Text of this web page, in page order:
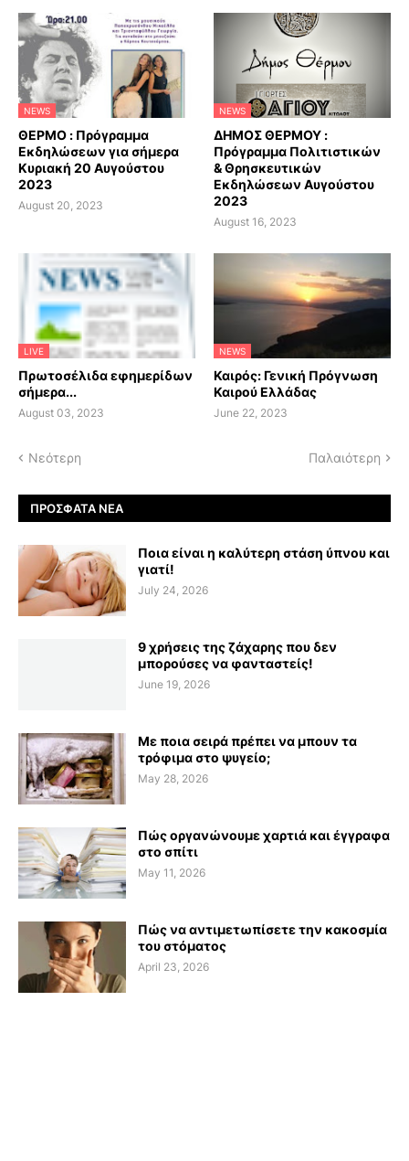
NEWS
ΘΕΡΜΟ : Πρόγραμμα
Εκδηλώσεων για σήμερα
Κυριακή 20 Αυγούστου
2023
August 20, 2023
NEWS
ΔΗΜΟΣ ΘΕΡΜΟΥ :
Πρόγραμμα Πολιτιστικών
& Θρησκευτικών
Εκδηλώσεων Αυγούστου
2023
August 16, 2023
LIVE
Πρωτοσέλιδα εφημερίδων
σήμερα...
August 03, 2023
NEWS
Καιρός: Γενική Πρόγνωση
Καιρού Ελλάδας
June 22, 2023
Νεότερη Παλαιότερη
ΠΡΌΣΦΑΤΑ ΝΈΑ
Ποια είναι η καλύτερη στάση ύπνου και
γιατί!
July 24, 2026
9 χρήσεις της ζάχαρης που δεν
μπορούσες να φανταστείς!
June 19, 2026
Με ποια σειρά πρέπει να μπουν τα
τρόφιμα στο ψυγείο;
May 28, 2026
Πώς οργανώνουμε χαρτιά και έγγραφα
στο σπίτι
May 11, 2026
Πώς να αντιμετωπίσετε την κακοσμία
του στόματος
April 23, 2026